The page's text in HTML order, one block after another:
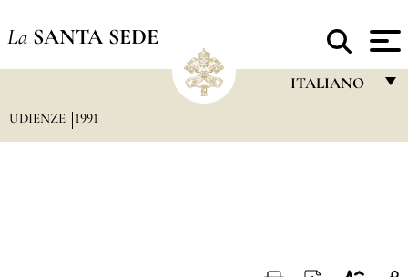
La SANTA SEDE
ITALIANO
UDIENZE 1991